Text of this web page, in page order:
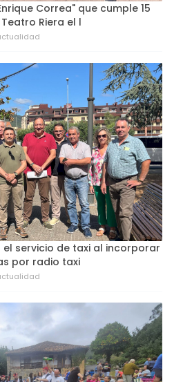
Correa" que cumple 15
Riera el l
servicio de taxi al incorporar
por radio taxi